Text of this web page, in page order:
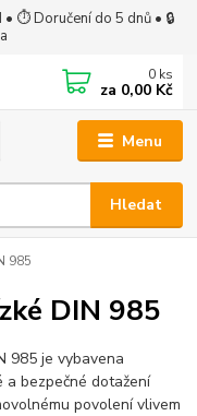
⏱ Doručení do 5 dnů • 🔒
Menu
Hledat
0 ks
za 0,00 Kč
985
DIN 985
985 je vybavena
a bezpečné dotažení
povolení vlivem